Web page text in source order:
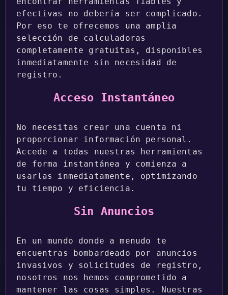
efectivas no debería ser complicado.
Por eso te ofrecemos una amplia
selección de calculadoras
completamente gratuitas, disponibles
inmediatamente sin necesidad de
registro.
Acceso Instantáneo
No necesitas crear una cuenta ni
proporcionar información personal.
Accede a todas nuestras herramientas
de forma instantánea y comienza a
usarlas inmediatamente, optimizando
tu tiempo y eficiencia.
Sin Anuncios
En un mundo donde a menudo te
encuentras bombardeado por anuncios
invasivos y solicitudes de registro,
nosotros nos hemos comprometido a
mantener las cosas simples. Nuestras